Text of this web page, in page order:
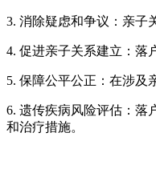
3. 消除疑虑和争议：亲子
4. 促进亲子关系建立：落
5. 保障公平公正：在涉及
6. 遗传疾病风险评估：落
和治疗措施。